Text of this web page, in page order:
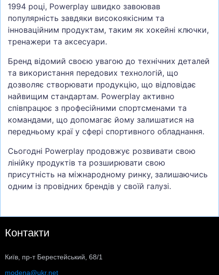
1994 році, Powerplay швидко завоював
популярність завдяки високоякісним та
інноваційним продуктам, таким як хокейні ключки,
тренажери та аксесуари.
Бренд відомий своєю увагою до технічних деталей
та використання передових технологій, що
дозволяє створювати продукцію, що відповідає
найвищим стандартам. Powerplay активно
співпрацює з професійними спортсменами та
командами, що допомагає йому залишатися на
передньому краї у сфері спортивного обладнання.
Сьогодні Powerplay продовжує розвивати свою
лінійку продуктів та розширювати свою
присутність на міжнародному ринку, залишаючись
одним із провідних брендів у своїй галузі.
Контакти
Київ, пр-т Берестейський, 68/1
modena@ukr.net